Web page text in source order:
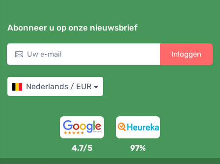
Abonneer u op onze nieuwsbrief
Inloggen
Nederlands / EUR
4,7/5 97%